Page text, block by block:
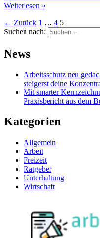
Weiterlesen »
← Zurück 1 … 4 5
Suchen nach:
News
Arbeitsschutz neu
steigerst deine
Mit smarter
Praxisbericht aus dem
Kategorien
Allgemein
Arbeit
Freizeit
Ratgeber
Unterhaltung
Wirtschaft